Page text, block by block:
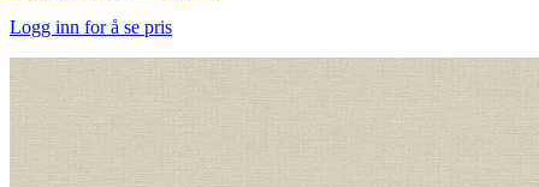
Logg inn for å se pris